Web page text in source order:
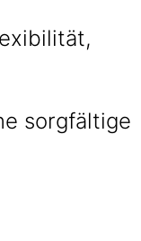
sorgfältige